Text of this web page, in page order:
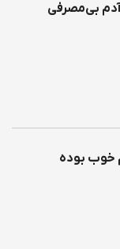
بی‌مصرفی
خوب بوده